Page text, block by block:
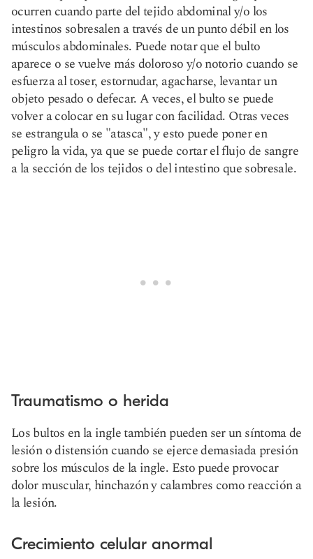
ocurren cuando parte del tejido abdominal y/o los
intestinos sobresalen a través de un punto débil en los
músculos abdominales. Puede notar que el bulto
aparece o se vuelve más doloroso y/o notorio cuando se
esfuerza al toser, estornudar, agacharse, levantar un
objeto pesado o defecar. A veces, el bulto se puede
volver a colocar en su lugar con facilidad. Otras veces
se estrangula o se "atasca", y esto puede poner en
peligro la vida, ya que se puede cortar el flujo de sangre
a la sección de los tejidos o del intestino que sobresale.
Traumatismo o herida
Los bultos en la ingle también pueden ser un síntoma de
lesión o distensión cuando se ejerce demasiada presión
sobre los músculos de la ingle. Esto puede provocar
dolor muscular, hinchazón y calambres como reacción a
la lesión.
Crecimiento celular anormal